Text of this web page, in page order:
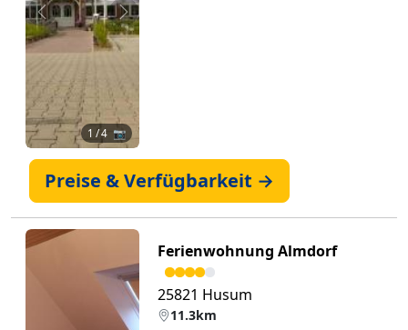
Zurück Weiter
1 / 4 📷
Preise & Verfügbarkeit →
Ferienwohnung Almdorf
25821 Husum
11.3km